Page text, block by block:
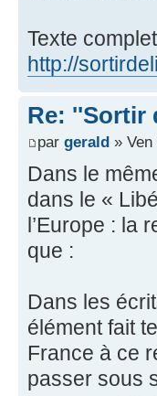
Texte
http://
Re: ''Sortir
par gerald »
Dans le
dans le «
l’Europe : la
que :
Dans les
élément fait
France à ce
passer sous